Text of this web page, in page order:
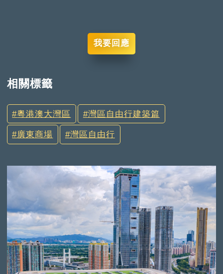
我要回應
相關標籤
粵港澳大灣區 灣區自由行建築篇
廣東商場 灣區自由行